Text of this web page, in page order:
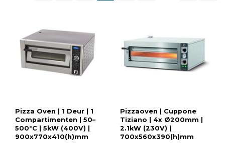
Pizza Oven | 1 Deur | 1
Compartimenten | 50–
500°C | 5kW (400V) |
900x770x410(h)mm
Pizzaoven | Cuppone
Tiziano | 4x Ø200mm |
2.1kW (230V) |
700x560x390(h)mm